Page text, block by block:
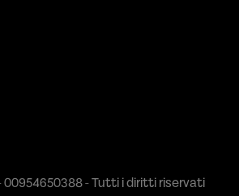
00954650388 - Tutti i diritti riservati